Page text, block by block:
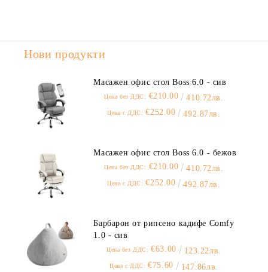
Нови продукти
Масажен офис стол Boss 6.0 - сив
Цена без ДДС: €210.00 410.72лв.
Цена с ДДС: €252.00 492.87лв.
Масажен офис стол Boss 6.0 - бежов
Цена без ДДС: €210.00 410.72лв.
Цена с ДДС: €252.00 492.87лв.
Барбарон от рипсено кадифе Comfy
1.0 - сив
Цена без ДДС: €63.00 123.22лв.
Цена с ДДС: €75.60 147.86лв.